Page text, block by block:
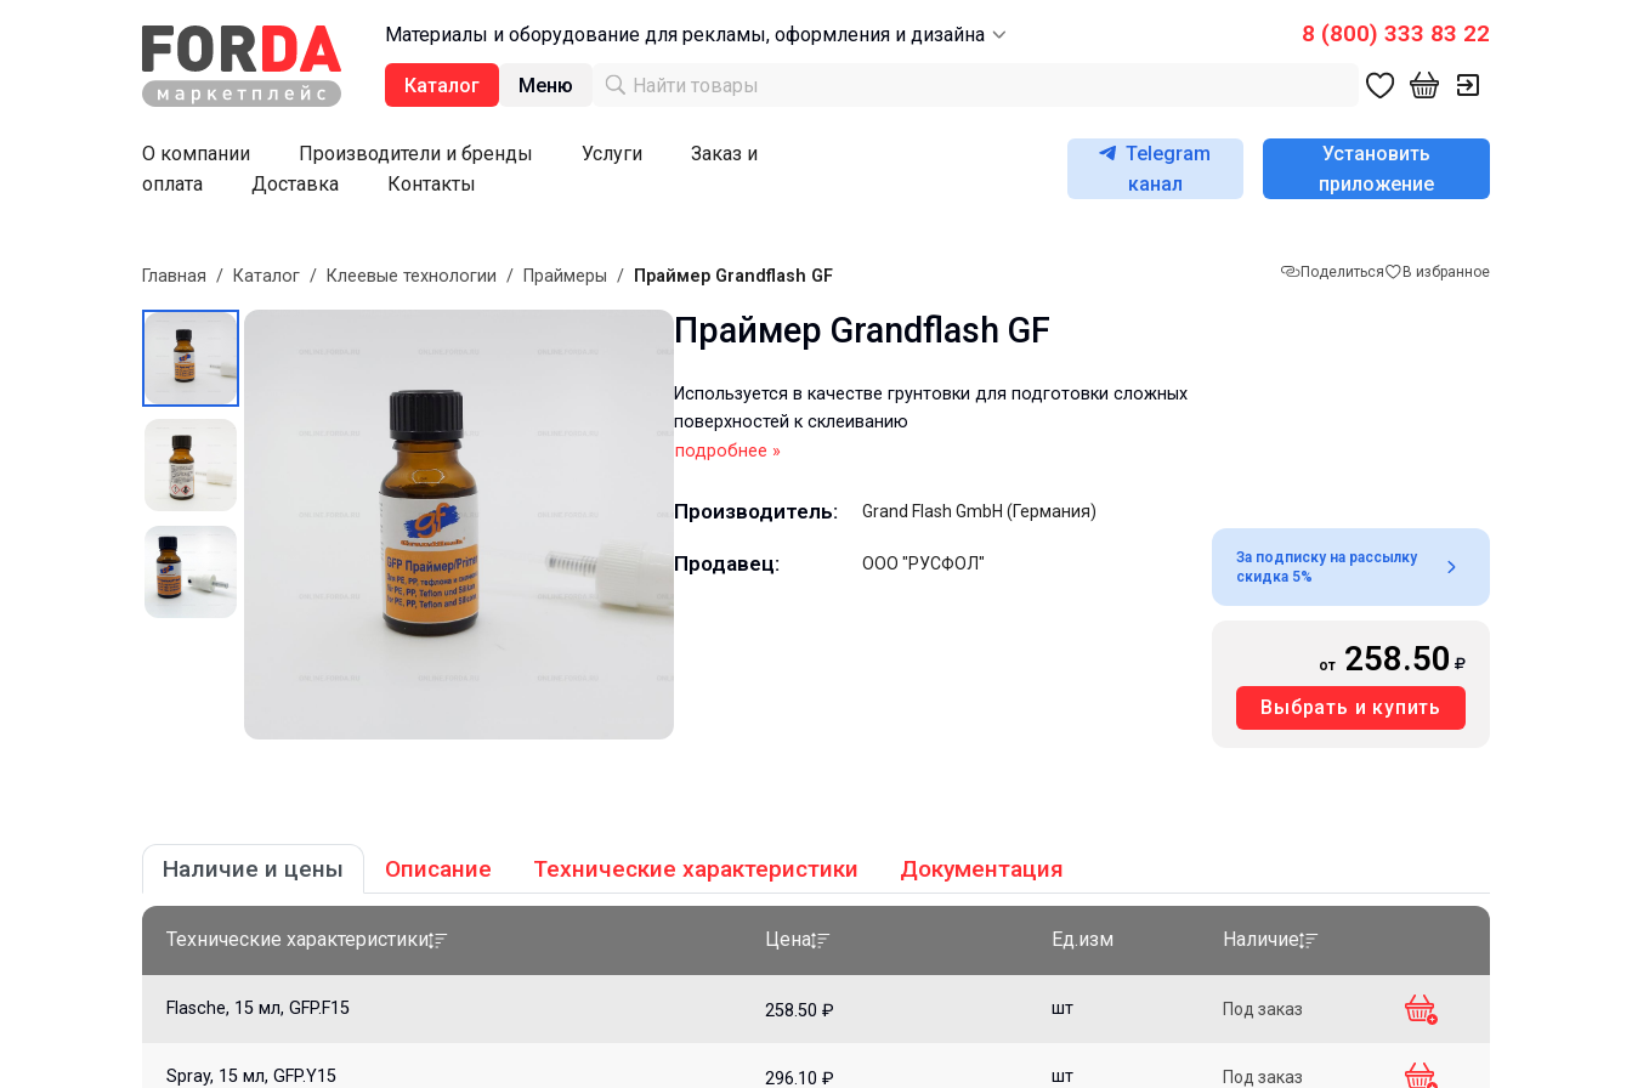
Материалы и оборудование для рекламы, оформления и дизайна 8 (800) 333 83 22
Каталог Меню
О компании Производители и бренды Услуги
Заказ и
оплата
Доставка Контакты
Telegram
канал
Установить
приложение
Поделиться В избранное
Главная / Каталог / Клеевые технологии / Праймеры / Праймер Grandflash GF
Праймер Grandflash GF
Используется в качестве грунтовки для подготовки сложных
поверхностей к склеиванию
подробнее »
Производитель: Grand Flash GmbH (Германия)
Продавец: ООО "РУСФОЛ"
За подписку на рассылку
скидка 5%
от 258.50
Выбрать и купить
Наличие и цены Описание Технические характеристики Документация
Технические характеристики Цена Ед.изм Наличие
Flasche, 15 мл, GFP.F15 258.50 ₽ шт Под заказ
Spray, 15 мл, GFP.Y15 296.10 ₽ шт Под заказ